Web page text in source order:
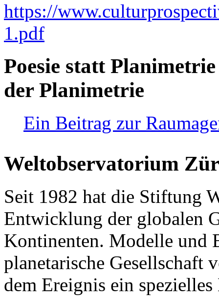
https://
1.pdf
Poesie statt
der Planimetrie
Ein Beitrag zur
Weltobservatorium
Seit 1982 hat die Stiftung
Entwicklung der globalen
Kontinenten. Modelle und
planetarische Gesellschaft
dem Ereignis ein